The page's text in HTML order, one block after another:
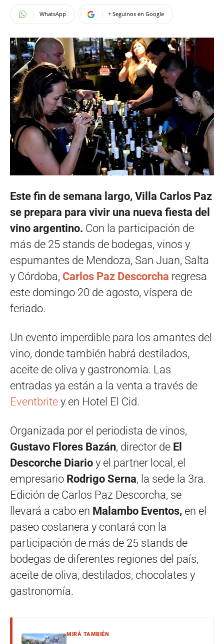
WhatsApp + Seguinos en Google
Este fin de semana largo, Villa Carlos Paz
se prepara para vivir una nueva fiesta del
vino argentino. Con la participación de
más de 25 stands de bodegas, vinos y
espumantes de Mendoza, San Juan, Salta
y Córdoba, Carlos Paz Descorcha regresa
este domingo 20 de agosto, víspera de
feriado.
Un evento imperdible para los amantes del
vino, donde también habrá destilados,
aceite de oliva y gastronomía. Las
entradas ya están a la venta a través de
Eventbrite y en Hotel El Cid.
Organizada por el periodista de vinos,
Gustavo Flores Bazán, director de El
Descorche Diario y el partner local, el
empresario Rodrigo Serna, la sede la 3ra.
Edición de Carlos Paz Descorcha, se
llevará a cabo en Malambo Eventos, en el
paseo costanera y contará con la
participación de más de 25 stands de
bodegas de diferentes regiones del país,
aceite de oliva, destilados, chocolates y
gastronomía.
MIRÁ TAMBIÉN